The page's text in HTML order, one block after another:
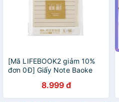
[Mã LIFEBOOK2 giảm 10%
đơn 0Đ] Giấy Note Baoke
8.999 đ